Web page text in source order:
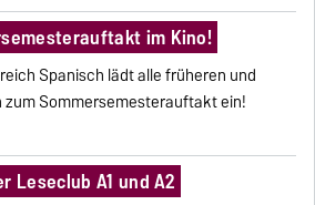
im Kino!
Spanisch lädt alle früheren und
Sommersemesterauftakt ein!
Leseclub A1 und A2